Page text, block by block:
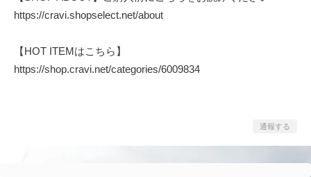
https://cravi.shopselect.net/about
【HOT ITEMはこちら】
https://shop.cravi.net/categories/6009834
通報する